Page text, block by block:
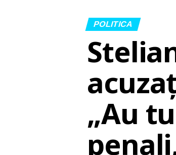
POLITICA
„Au